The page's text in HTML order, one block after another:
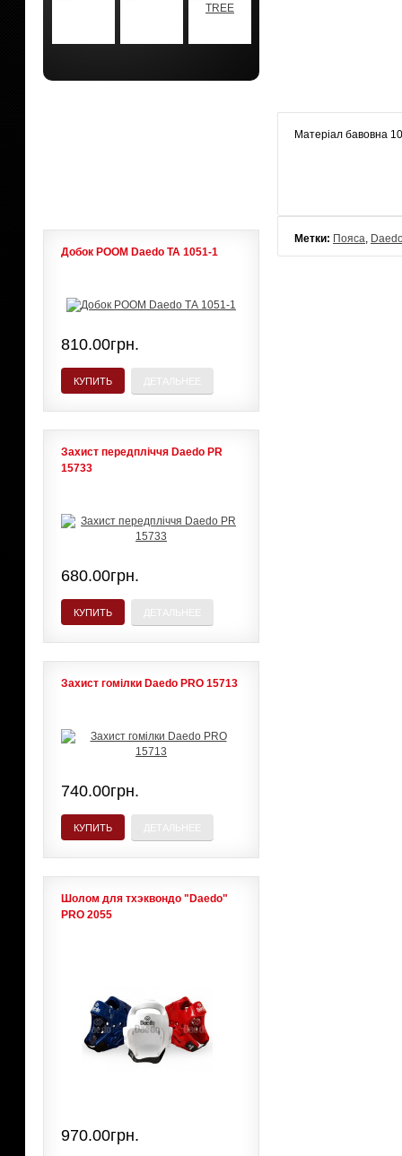
Добок POOM Daedo ТА 1051-1
810.00грн.
КУПИТЬ
Захист передпліччя Daedo PR
15733
680.00грн.
КУПИТЬ
Захист гомілки Daedo PRO 15713
740.00грн.
КУПИТЬ
Шолом для тхэквондо "Daedo"
PRO 2055
970.00грн.
Матеріал бавовна
Метки: Пояса,